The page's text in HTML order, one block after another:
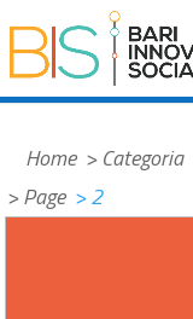
Home > Categoria
> Page > 2